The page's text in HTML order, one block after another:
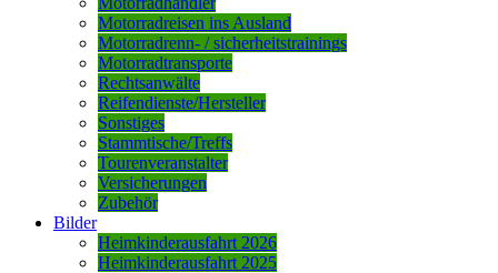
Motorradreisen ins Ausland
Motorradrenn- / sicherheitstrainings
Motorradtransporte
Rechtsanwälte
Reifendienste/Hersteller
Sonstiges
Stammtische/Treffs
Tourenveranstalter
Versicherungen
Zubehör
Bilder
Heimkinderausfahrt 2026
Heimkinderausfahrt 2025